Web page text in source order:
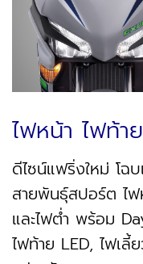
ไฟหน้า ไฟท้า
ดีไซน์แฟริ่งใหม่ โฉ
สายพันธุ์สปอร์ต ไ
และไฟต่ำ พร้อม
ไฟท้าย LED, ไฟเ